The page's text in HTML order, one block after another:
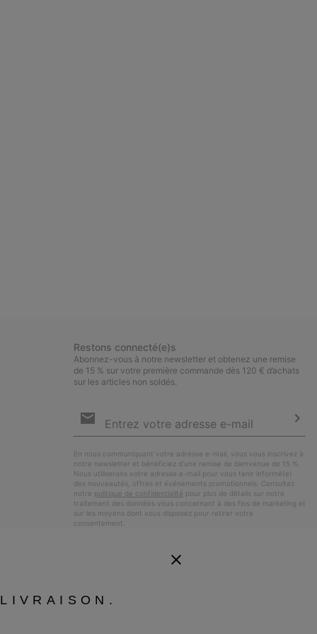
Restons connecté(e)s
Abonnez-vous à notre newsletter et obtenez une remise
de 15 % sur votre première commande dès 120 € d’achats
sur les articles non soldés.
par
En nous communiquant votre adresse e-mail, vous vous inscrivez à
notre newsletter et bénéficiez d’une remise de bienvenue de 15 %.
Nous utiliserons votre adresse e-mail pour vous tenir informé(e)
des nouveautés, offres et événements promotionnels. Consultez
notre politique de confidentialité pour plus de détails sur notre
traitement des données vous concernant à des fins de marketing et
sur les moyens dont vous disposez pour retirer votre
consentement.